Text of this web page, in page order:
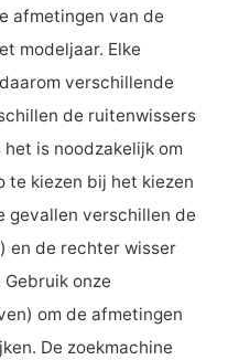
afmetingen van de
modeljaar. Elke
verschillende
de ruitenwissers
is noodzakelijk om
te kiezen bij het kiezen
gevallen verschillen de
en de rechter wisser
onze
om de afmetingen
De zoekmachine